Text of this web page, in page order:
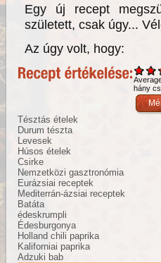
Egy új recept
született, csak úgy...
Az úgy volt, hogy:
hány
Tésztás ételek
Durum tészta
Levesek
Húsos ételek
Csirke
Nemzetközi gasztronómia
Eurázsiai receptek
Mediterrán-ázsiai receptek
Batáta
édeskrumpli
Édesburgonya
Holland chili paprika
Kaliforniai paprika
Adzuki bab